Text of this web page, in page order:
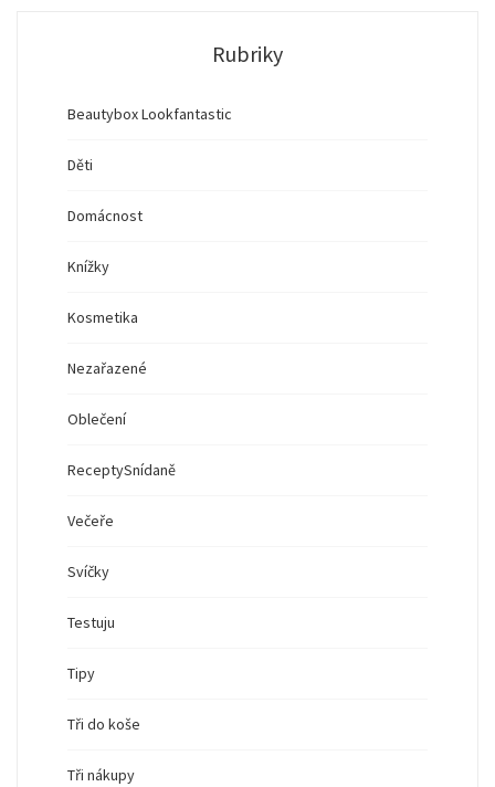
Rubriky
Beautybox Lookfantastic
Děti
Domácnost
Knížky
Kosmetika
Nezařazené
Oblečení
ReceptySnídaně
Večeře
Svíčky
Testuju
Tipy
Tři do koše
Tři nákupy